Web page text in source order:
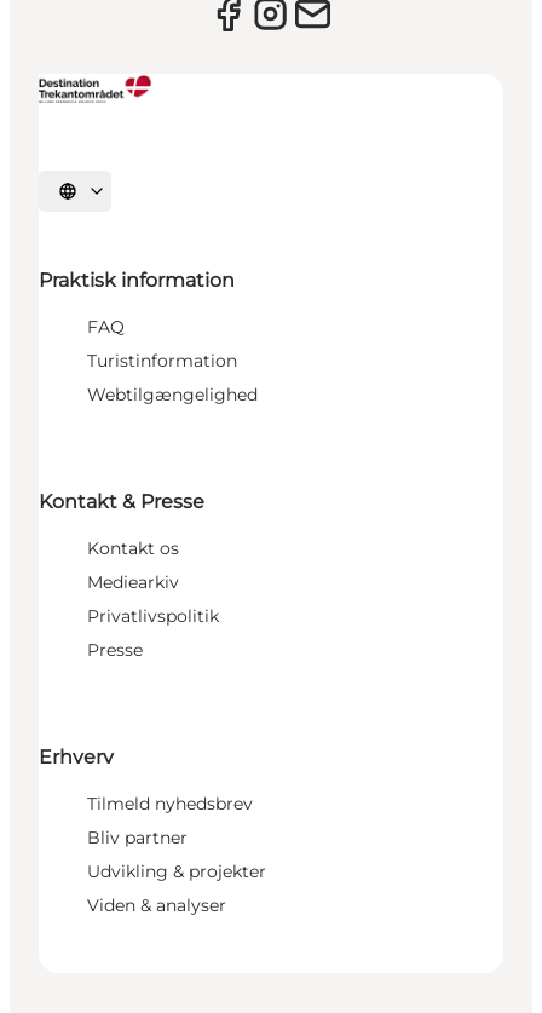
Vælg sprog
Praktisk information
FAQ
Turistinformation
Webtilgængelighed
Kontakt & Presse
Kontakt os
Mediearkiv
Privatlivspolitik
Presse
Erhverv
Tilmeld nyhedsbrev
Bliv partner
Udvikling & projekter
Viden & analyser